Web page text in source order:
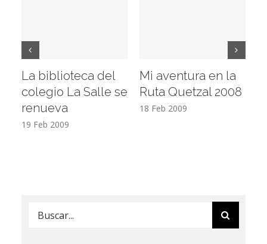
La biblioteca del
colegio La Salle se
renueva
19 Feb 2009
Mi aventura en la
Ruta Quetzal 2008
18 Feb 2009
Buscar: